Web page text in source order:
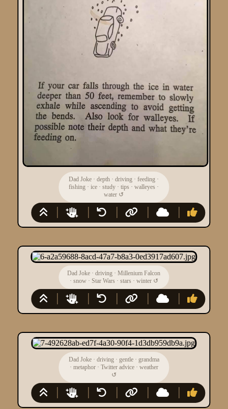
Dad Joke ·depth ·driving ·feeding ·
fishing ·ice ·study ·tips ·walleyes ·
water ↺
Dad Joke ·driving ·Millenium Falcon
· snow· Star Wars · stars · winter ↺
Dad Joke· driving· gentle· grandma
· metaphor· Twitter advice· weather
↺